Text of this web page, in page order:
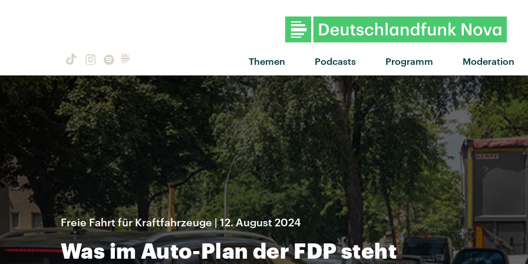
Themen Podcasts Programm Moderation
"Red Moon" von
Freie Fahrt für Kraftfahrzeuge | 12. August 2024
Was im Auto-Plan der FDP steht